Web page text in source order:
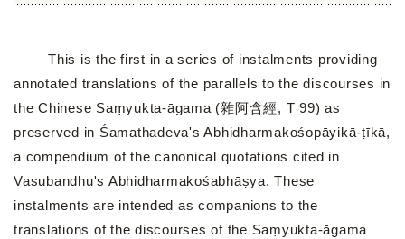
This is the first in a series of instalments providing
annotated translations of the parallels to the discourses in
the Chinese Saṃyukta-āgama (雜阿含經, T 99) as
preserved in Śamathadeva's Abhidharmakośopāyikā-ṭīkā,
a compendium of the canonical quotations cited in
Vasubandhu's Abhidharmakośabhāṣya. These
instalments are intended as companions to the
translations of the discourses of the Saṃyukta-āgama